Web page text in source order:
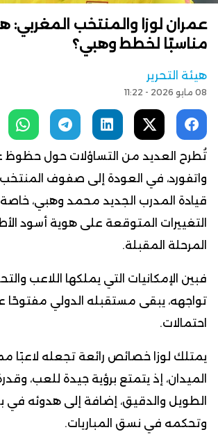
عمران لوزا والمنتخب المغربي:
مناسبًا لخطط وهبي؟
هيئة التحرير
08 مايو 2026 - 11:22
تُطرح العديد من التساؤلات حول حظوظ
واتفورد، في العودة إلى صفوف
قيادة المدرب الجديد محمد وهبي،
التغييرات المتوقعة على هوية أسود
المرحلة المقبلة.
فبين الإمكانيات التي يملكها اللاعب
تواجهه، يبقى مستقبله الدولي مفتوحًا
احتمالات.
يمتلك لوزا خصائص رائعة تجعله لاعبًا
الميدان، إذ يتمتع برؤية جيدة للعب،
الطويل والدقيق، إضافة إلى هدوئه في
وتحكمه في نسق المباريات.